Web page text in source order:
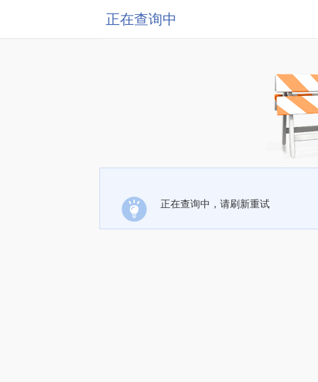
正在查询中
正在查询中，请刷新重试